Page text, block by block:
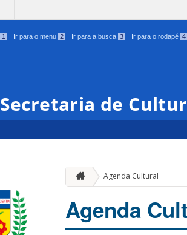
1 Ir para o menu 2 Ir para a busca 3 Ir para o rodapé 4
Secretaria de
Agenda Cultural
Agenda